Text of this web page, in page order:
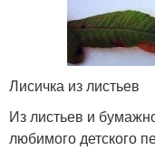
Лисичка из листьев
Из листьев и
любимого детского